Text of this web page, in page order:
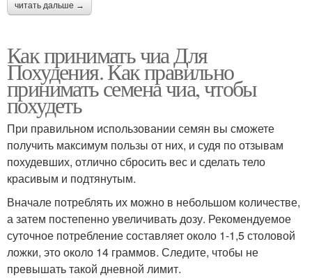
читать дальше →
Как принимать чиа Для
Похудения. Как правильно
принимать семена чиа, чтобы
похудеть
При правильном использовании семян вы сможете
получить максимум пользы от них, и судя по отзывам
похудевших, отлично сбросить вес и сделать тело
красивым и подтянутым.
Вначале потреблять их можно в небольшом количестве,
а затем постепенно увеличивать дозу. Рекомендуемое
суточное потребление составляет около 1-1,5 столовой
ложки, это около 14 граммов. Следите, чтобы не
превышать такой дневной лимит.